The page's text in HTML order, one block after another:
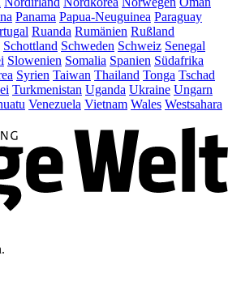
Panama Papua-Neuguinea Paraguay
Ruanda Rumänien Rußland
Schottland Schweden Schweiz Senegal
Slowenien Somalia Spanien Südafrika
Syrien Taiwan Thailand Tonga Tschad
Turkmenistan Uganda Ukraine Ungarn
Venezuela Vietnam Wales Westsahara